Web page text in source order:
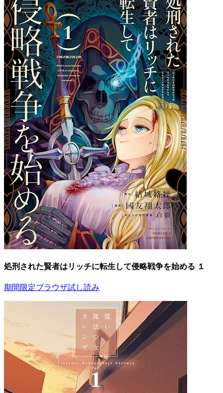
処刑された賢者はリッチに転生して侵略戦争を始める １
期間限定ブラウザ試し読み